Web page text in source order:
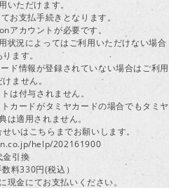
いただけます。
お支払手続きとなります。
アカウントが必要です。
状況によってはご利用いただけない場合
ます。
ド情報が登録されていない場合はご利用
ません。
は付与されません。
カードがタミヤカードの場合でもタミヤ
は適用されません。
いはこちらまでお願いします。
help/202161900
金引換
料330円(税込）
現金にてお支払いください。